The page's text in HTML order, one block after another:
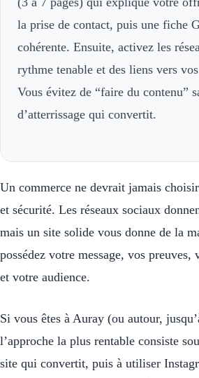
la prise de contact, puis une fiche
cohérente. Ensuite, activez les
rythme tenable et des liens vers
Vous évitez de “faire du contenu”
d’atterrissage qui convertit.
Un commerce ne devrait jamais
et sécurité. Les réseaux sociaux
mais un site solide vous donne de la
possédez votre message, vos preuves,
et votre audience.
Si vous êtes à Auray (ou autour,
l’approche la plus rentable consiste
site qui convertit, puis à utiliser